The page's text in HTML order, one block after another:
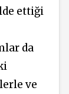
ettiği
da
ve